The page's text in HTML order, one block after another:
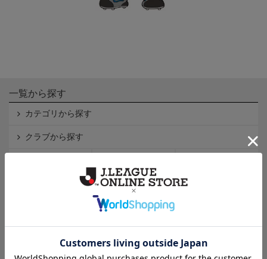
一覧から探す
カテゴリから探す
クラブから探す
インフォメーション
Ｊリーグオンラインストアとは
利用規約
個人情報保護方針